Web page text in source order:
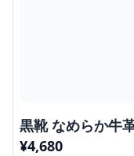
黒靴 なめらか牛
¥4,680